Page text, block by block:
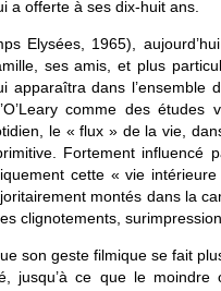
a offerte à ses dix-huit ans.
Elysées, 1965),
ses amis, et plus
apparaîtra dans l’ensemble
comme des études
le « flux » de la vie,
Fortement influencé
cette « vie
montés dans la
clignotements,
son geste filmique se fait
jusqu’à ce que le moindre